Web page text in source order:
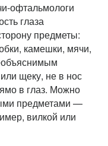
офтальмологи
глаза
предметы:
камешки, мячи,
щеку, не в нос
в глаз. Можно
предметами —
вилкой или